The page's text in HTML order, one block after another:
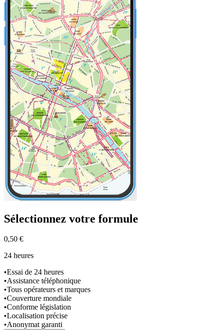
Sélectionnez votre formule
0,50 €
24 heures
•Essai de 24 heures
•Assistance téléphonique
•Tous opérateurs et marques
•Couverture mondiale
•Conforme législation
•Localisation précise
•Anonymat garanti